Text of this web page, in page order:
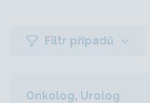
Filtr případů
Onkolog, Urolog